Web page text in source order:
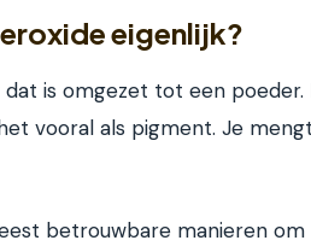
eigenlijk?
is omgezet tot een poeder.
vooral als pigment. Je
betrouwbare manieren